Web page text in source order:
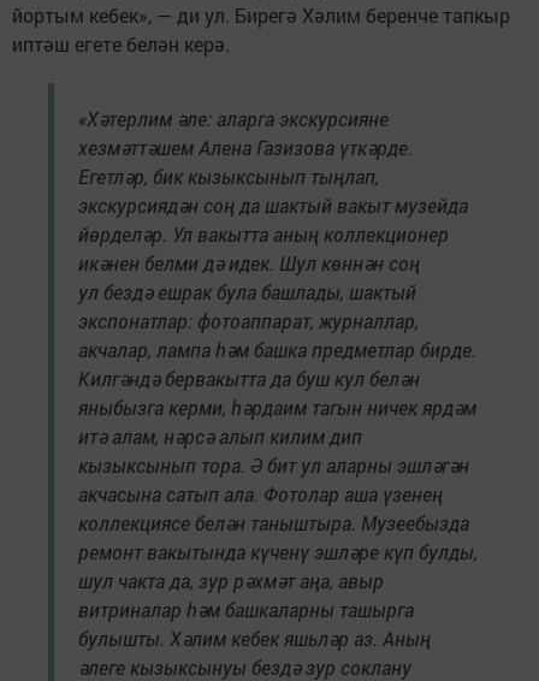
йортым кебек», — ди ул. Бирегә Хәлим беренче тапкыр
иптәш егете белән керә.
«Хәтерлим әле: аларга экскурсияне
хезмәттәшем Алена Газизова үткәрде.
Егетләр, бик кызыксынып тыңлап,
экскурсиядән соң да шактый вакыт музейда
йөрделәр. Ул вакытта аның коллекционер
икәнен белми дә идек. Шул көннән соң
ул бездә ешрак була башлады, шактый
экспонатлар: фотоаппарат, журналлар,
акчалар, лампа һәм башка предметлар бирде.
Килгәндә бервакытта да буш кул белән
яныбызга керми, һәрдаим тагын ничек ярдәм
итә алам, нәрсә алып килим дип
кызыксынып тора. Ә бит ул аларны эшләгән
акчасына сатып ала. Фотолар аша үзенең
коллекциясе белән таныштыра. Музеебызда
ремонт вакытында күченү эшләре күп булды,
шул чакта да, зур рәхмәт аңа, авыр
витриналар һәм башкаларны ташырга
булышты. Хәлим кебек яшьләр аз. Аның
әлеге кызыксынуы бездә зур соклану